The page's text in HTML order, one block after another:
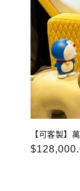
【可客製】
定